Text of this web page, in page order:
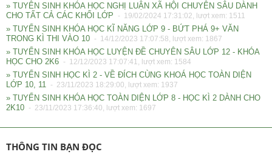
» TUYÊN SINH KHÓA HỌC NGHỊ LUẬN XÃ HỘI CHUYÊN SÂU DÀNH
CHO TẤT CẢ CÁC KHỐI LỚP
- 19/02/2024 17:31:02, lượt xem: 1511
» TUYỂN SINH KHÓA HỌC KĨ NĂNG LỚP 9 - BỨT PHÁ 9+ VĂN
TRONG KÌ THI VÀO 10 - 14/12/2023 17:07:58, lượt xem: 1867
» TUYỂN SINH KHÓA HỌC LUYỆN ĐỀ CHUYÊN SÂU LỚP 12 - KHÓA
HỌC CHO 2K6 - 12/12/2023 17:07:41, lượt xem: 1584
» TUYỂN SINH HỌC KÌ 2 - VỀ ĐÍCH CÙNG KHOÁ HỌC TOÀN DIỆN
LỚP 10, 11
- 23/11/2023 18:29:00, lượt xem: 1937
» TUYỂN SINH KHÓA HỌC TOÀN DIỆN LỚP 8 - HỌC KÌ 2 DÀNH CHO
2K10 - 23/11/2023 17:36:40, lượt xem: 1697
THÔNG TIN BẠN ĐỌC